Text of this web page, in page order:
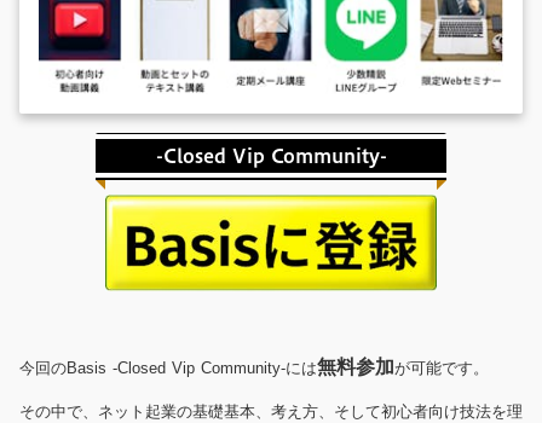
-Closed Vip Community-
今回のBasis -Closed Vip Community-には無料参加が可能です。
その中で、ネット起業の基礎基本、考え方、そして初心者向け技法を理